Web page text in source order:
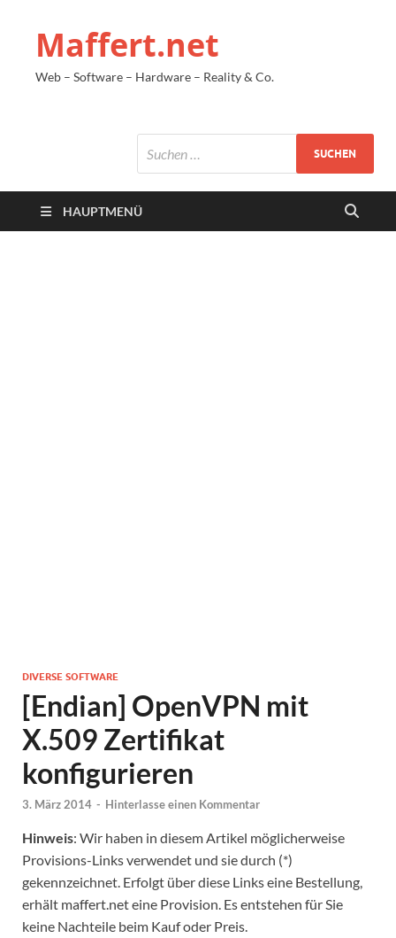
Maffert.net
Web – Software – Hardware – Reality & Co.
HAUPTMENÜ
DIVERSE SOFTWARE
[Endian] OpenVPN mit
X.509 Zertifikat
konfigurieren
3. März 2014 - Hinterlasse einen Kommentar
Hinweis: Wir haben in diesem Artikel möglicherweise
Provisions-Links verwendet und sie durch (*)
gekennzeichnet. Erfolgt über diese Links eine Bestellung,
erhält maffert.net eine Provision. Es entstehen für Sie
keine Nachteile beim Kauf oder Preis.